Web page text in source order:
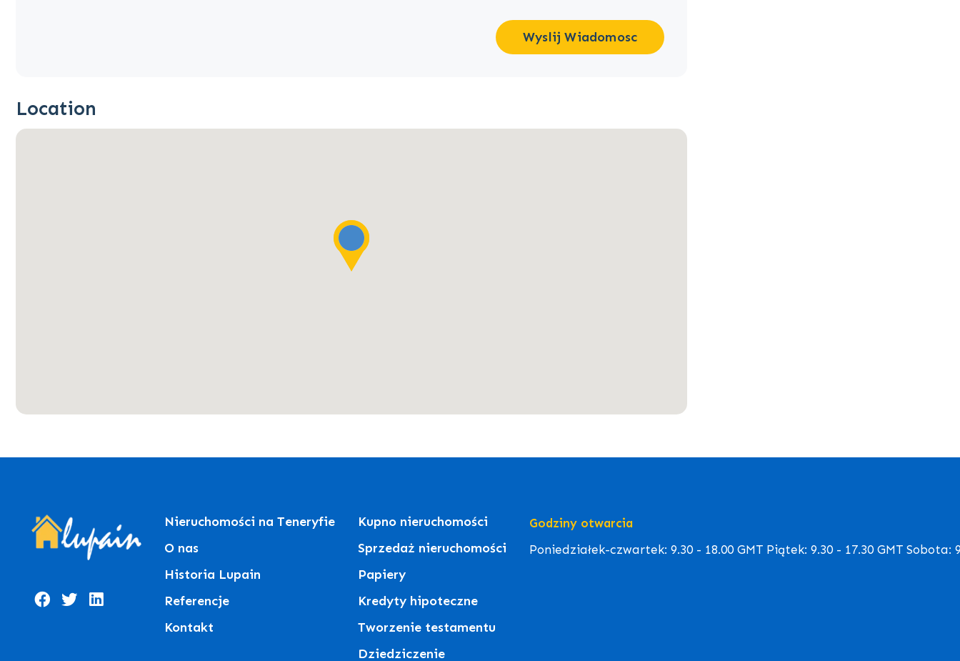
Wyslij Wiadomosc
Location
Nieruchomości na Teneryfie
O nas
Historia Lupain
Referencje
Kontakt
Kupno nieruchomości
Sprzedaż nieruchomości
Papiery
Kredyty hipoteczne
Tworzenie testamentu
Dziedziczenie
Godziny otwarcia
Poniedziałek-czwartek: 9.30 - 18.00 GMT Piątek: 9.30 - 17.30 GMT Sobota: